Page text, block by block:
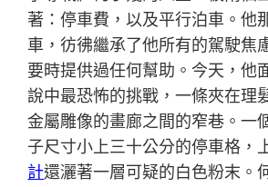
著：停車費，以及平行泊車。他
車，彷彿繼承了他所有的駕駛焦
要時提供過任何幫助。今天，他
說中最恐怖的挑戰，一條夾在理
金屬雕像的畫廊之間的窄巷。一
子尺寸小上三十公分的停車格，
計還灑著一層可疑的白色粉末。